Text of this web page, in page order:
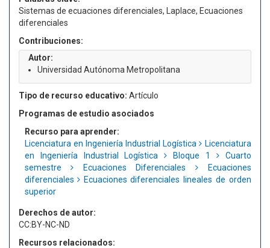
Sistemas de ecuaciones diferenciales, Laplace, Ecuaciones
diferenciales
Contribuciones:
Autor:
Universidad Autónoma Metropolitana
Tipo de recurso educativo: Artículo
Programas de estudio asociados
Recurso para aprender:
Licenciatura en Ingeniería Industrial Logística
Licenciatura
en Ingeniería Industrial Logística
Bloque 1
Cuarto
semestre
Ecuaciones Diferenciales
Ecuaciones
diferenciales
Ecuaciones diferenciales lineales de orden
superior
Derechos de autor:
CC:BY-NC-ND
Recursos relacionados: